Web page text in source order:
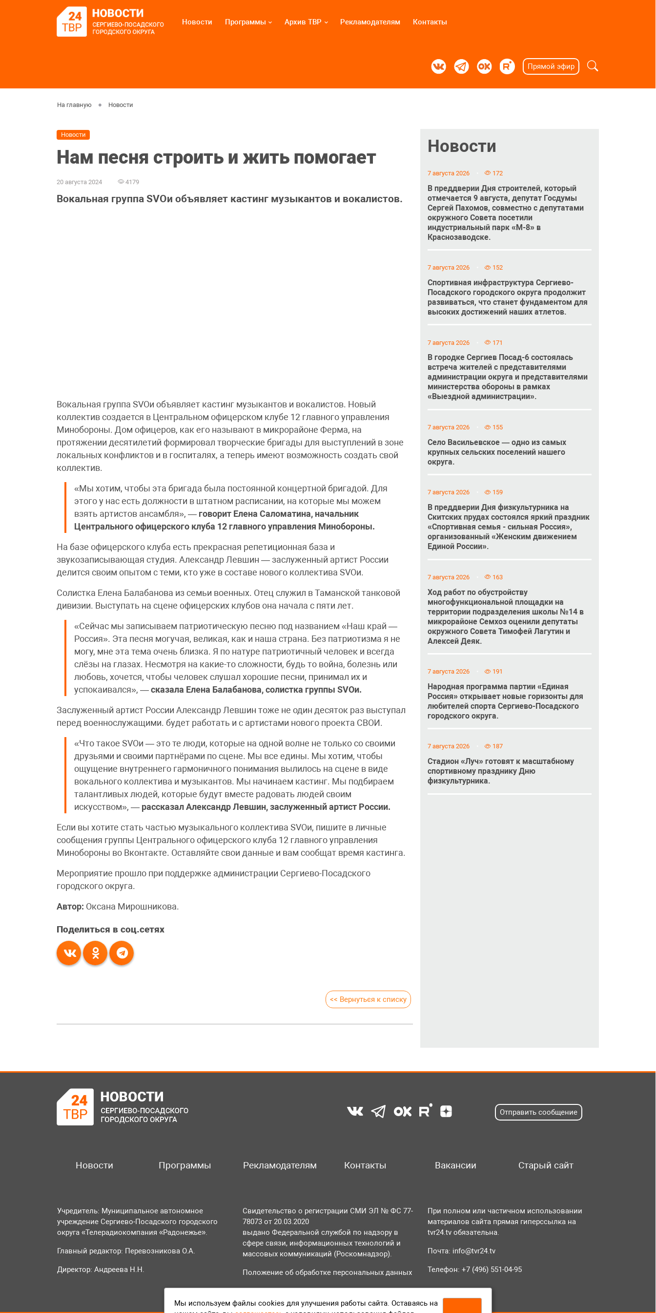
Новости Программы Архив ТВР Рекламодателям Контакты
Прямой эфир
На главную Новости
Новости
Нам песня строить и жить помогает
20 августа 2024 4179
Вокальная группа SVOи объявляет кастинг музыкантов и вокалистов.
Вокальная группа SVOи объявляет кастинг музыкантов и вокалистов. Новый
коллектив создается в Центральном офицерском клубе 12 главного управления
Минобороны. Дом офицеров, как его называют в микрорайоне Ферма, на
протяжении десятилетий формировал творческие бригады для выступлений в зоне
локальных конфликтов и в госпиталях, а теперь имеют возможность создать свой
коллектив.
«Мы хотим, чтобы эта бригада была постоянной концертной бригадой. Для
этого у нас есть должности в штатном расписании, на которые мы можем
взять артистов ансамбля», — говорит Елена Саломатина, начальник
Центрального офицерского клуба 12 главного управления Минобороны.
На базе офицерского клуба есть прекрасная репетиционная база и
звукозаписывающая студия. Александр Левшин — заслуженный артист России
делится своим опытом с теми, кто уже в составе нового коллектива SVOи.
Солистка Елена Балабанова из семьи военных. Отец служил в Таманской танковой
дивизии. Выступать на сцене офицерских клубов она начала с пяти лет.
«Сейчас мы записываем патриотическую песню под названием «Наш край —
Россия». Эта песня могучая, великая, как и наша страна. Без патриотизма я не
могу, мне эта тема очень близка. Я по натуре патриотичный человек и всегда
слёзы на глазах. Несмотря на какие-то сложности, будь то война, болезнь или
любовь, хочется, чтобы человек слушал хорошие песни, принимал их и
успокаивался», —сказала Елена Балабанова, солистка группы SVOи.
Заслуженный артист России Александр Левшин тоже не один десяток раз выступал
перед военнослужащими. будет работать и с артистами нового проекта СВОИ.
«Что такое SVOи — это те люди, которые на одной волне не только со своими
друзьями и своими партнёрами по сцене. Мы все едины. Мы хотим, чтобы
ощущение внутреннего гармоничного понимания вылилось на сцене в виде
вокального коллектива и музыкантов. Мы начинаем кастинг. Мы подбираем
талантливых людей, которые будут вместе радовать людей своим
искусством», — рассказал Александр Левшин, заслуженный артист России.
Если вы хотите стать частью музыкального коллектива SVOи, пишите в личные
сообщения группы Центрального офицерского клуба 12 главного управления
Минобороны во Вконтакте. Оставляйте свои данные и вам сообщат время кастинга.
Мероприятие прошло при поддержке администрации Сергиево-Посадского
городского округа.
Автор: Оксана Мирошникова.
Поделиться в соц.сетях
<< Вернуться к списку
Новости
7 августа 2026 172
В преддверии Дня строителей, который
отмечается 9 августа, депутат Госдумы
Сергей Пахомов, совместно с депутатами
окружного Совета посетили
индустриальный парк «М-8» в
Краснозаводске.
7 августа 2026 152
Спортивная инфраструктура Сергиево-
Посадского городского округа продолжит
развиваться, что станет фундаментом для
высоких достижений наших атлетов.
7 августа 2026 171
В городке Сергиев Посад-6 состоялась
встреча жителей с представителями
администрации округа и представителями
министерства обороны в рамках
«Выездной администрации».
7 августа 2026 155
Село Васильевское — одно из самых
крупных сельских поселений нашего
округа.
7 августа 2026 159
В преддверии Дня физкультурника на
Скитских прудах состоялся яркий праздник
«Спортивная семья - сильная Россия»,
организованный «Женским движением
Единой России».
7 августа 2026 163
Ход работ по обустройству
многофункциональной площадки на
территории подразделения школы №14 в
микрорайоне Семхоз оценили депутаты
окружного Совета Тимофей Лагутин и
Алексей Деяк.
7 августа 2026 191
Народная программа партии «Единая
Россия» открывает новые горизонты для
любителей спорта Сергиево-Посадского
городского округа.
7 августа 2026 187
Стадион «Луч» готовят к масштабному
спортивному празднику Дню
физкультурника.
Отправить сообщение
Новости Программы Рекламодателям Контакты Вакансии Старый сайт
Учредитель: Муниципальное автономное
учреждение Сергиево-Посадского городского
округа «Телерадиокомпания «Радонежье».
Главный редактор: Перевозникова О.А.
Директор: Андреева Н.Н.
Свидетельство о регистрации СМИ ЭЛ № ФС 77-
78073 от 20.03.2020
выдано Федеральной службой по надзору в
сфере связи, информационных технологий и
массовых коммуникаций (Роскомнадзор).
Положение об обработке персональных данных
При полном или частичном использовании
материалов сайта прямая гиперссылка на
tvr24.tv обязательна.
Почта: info@tvr24.tv
Телефон: +7 (496) 551-04-95
Мы используем файлы cookies для улучшения работы сайта. Оставаясь на